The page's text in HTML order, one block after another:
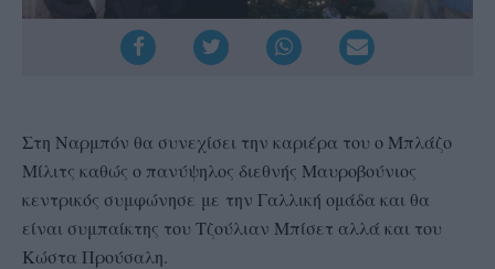
Στη Ναρμπόν θα συνεχίσει την καριέρα του ο Μπλάζο
Μίλιτς καθώς ο πανύψηλος διεθνής Μαυροβούνιος
κεντρικός συμφώνησε με την Γαλλική ομάδα και θα
είναι συμπαίκτης του Τζούλιαν Μπίσετ αλλά και του
Κώστα Προύσαλη.